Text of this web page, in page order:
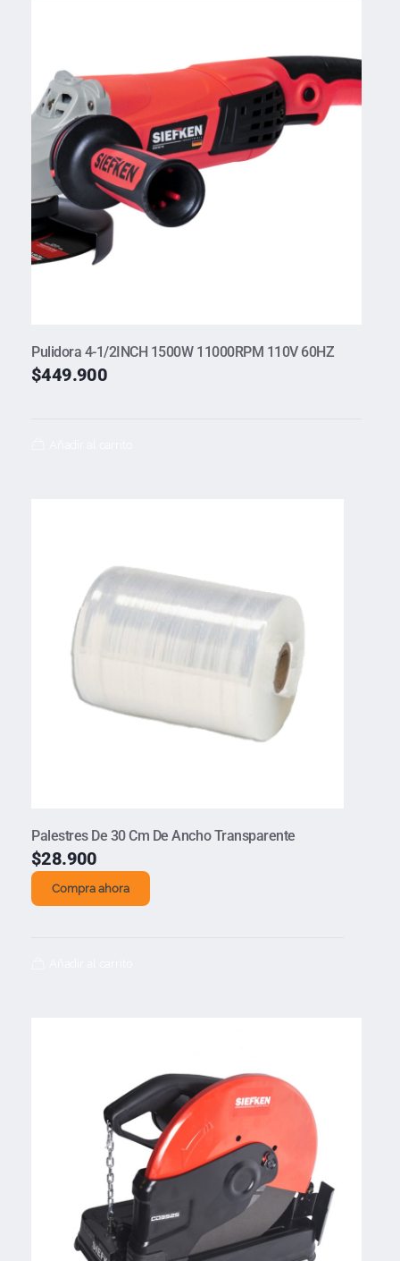
Pulidora 4-1/2INCH 1500W 11000RPM 110V 60HZ
$449.900
Palestres De 30 Cm De Ancho Transparente
$28.900
Compra ahora